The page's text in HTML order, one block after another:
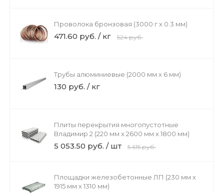
Проволока бронзовая (3000 г х 0.3 мм)
471.60 руб. / кг 524 руб.
Трубы алюминиевые (2000 мм х 6 мм)
130 руб. / кг
Плиты перекрытия многопустотные
Владимир 2 (220 мм х 2600 мм х 1800 мм)
5 053.50 руб. / шт 5 615 руб.
Площадки железобетонные ЛП (230 мм х
1915 мм х 1310 мм)